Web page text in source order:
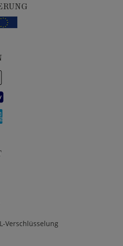
Verschlüsselung